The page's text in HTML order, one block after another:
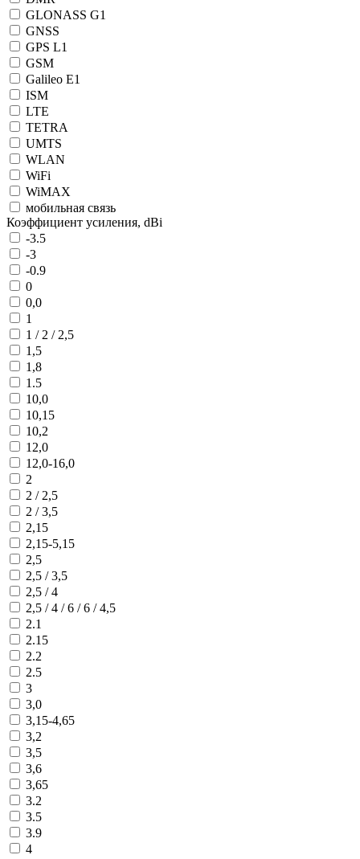
GLONASS G1
GNSS
GPS L1
GSM
Galileo E1
ISM
LTE
TETRA
UMTS
WLAN
WiFi
WiMAX
мобильная связь
Коэффициент усиления, dBi
-3.5
-3
-0.9
0
0,0
1
1 / 2 / 2,5
1,5
1,8
1.5
10,0
10,15
10,2
12,0
12,0-16,0
2
2 / 2,5
2 / 3,5
2,15
2,15-5,15
2,5
2,5 / 3,5
2,5 / 4
2,5 / 4 / 6 / 6 / 4,5
2.1
2.15
2.2
2.5
3
3,0
3,15-4,65
3,2
3,5
3,6
3,65
3.2
3.5
3.9
4